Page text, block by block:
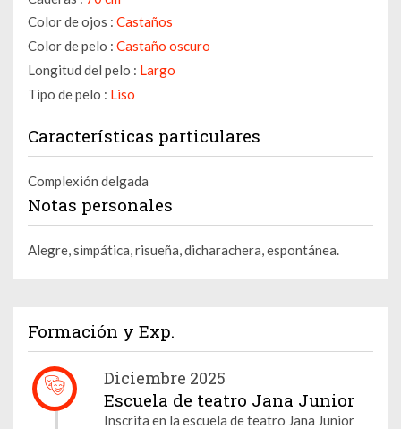
Color de ojos : Castaños
Color de pelo : Castaño oscuro
Longitud del pelo : Largo
Tipo de pelo : Liso
Características particulares
Complexión delgada
Notas personales
Alegre, simpática, risueña, dicharachera, espontánea.
Formación y Exp.
Diciembre 2025
Escuela de teatro Jana Junior
Inscrita en la escuela de teatro Jana Junior